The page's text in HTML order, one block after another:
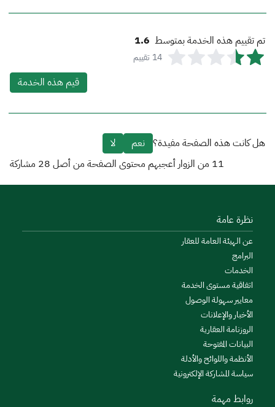
تم تقييم هذه الخدمة بمتوسط 1.6
14 تقييم
قيم هذه الخدمة
هل كانت هذه الصفحة مفيدة؟ نعم
لا
11 من الزوار أعجبهم محتوى الصفحة من أصل 28 مشاركة
نظرة عامة
عن الهيئة العامة للعقار
البرامج
الخدمات
اتفاقية مستوى الخدمة
معايير سهولة الوصول
الأخبار والإعلانات
الروزنامة العقارية
البيانات المفتوحة
الأنظمة واللوائح والأدلة
سياسة المشاركة الإلكترونية
روابط مهمة